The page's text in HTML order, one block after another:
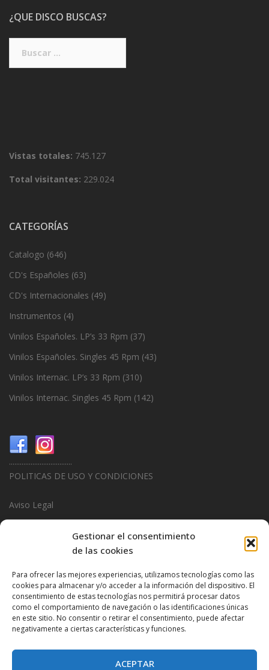
Gestionar el consentimiento
de las cookies
Para ofrecer las mejores experiencias, utilizamos tecnologías como las
cookies para almacenar y/o acceder a la información del dispositivo. El
consentimiento de estas tecnologías nos permitirá procesar datos
como el comportamiento de navegación o las identificaciones únicas
en este sitio. No consentir o retirar el consentimiento, puede afectar
negativamente a ciertas características y funciones.
ACEPTAR
¿QUE DISCO BUSCAS?
Vistas totales: 745.127
Total visitantes: 229.024
CATEGORÍAS
Catalogo (646)
CD's Españoles (63)
CD's Internacionales (49)
Instrumentos (4)
Vinilos Españoles. LP’s 33 Rpm (37)
Vinilos Españoles. Singles 45 Rpm (43)
Vinilos Internac. LP’s 33 Rpm (310)
Vinilos Internac. Singles 45 Rpm (142)
...................................
POLITICAS DE USO Y CONDICIONES
Aviso Legal
Politica de Privacidad
...................................
Design & Promotions ByHitred.com